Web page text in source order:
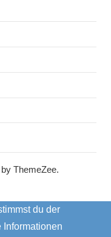
ThemeZee.
du der
Informationen